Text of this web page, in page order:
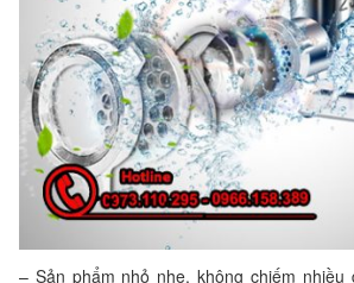
– Sản phẩm nhỏ nhẹ, không chiếm nhiều